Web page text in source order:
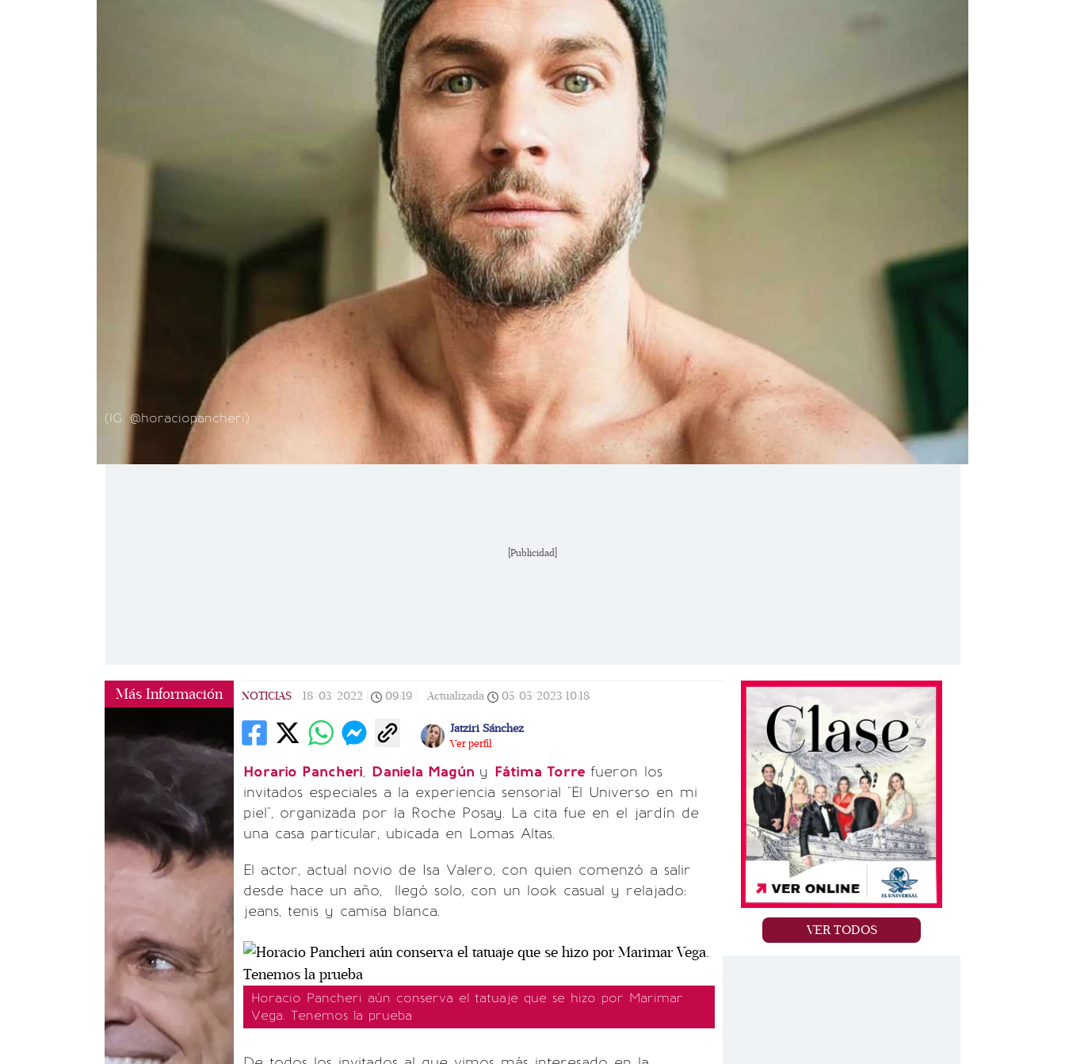
(IG: @horaciopancheri)
[Publicidad]
Más Información NOTICIAS 18/03/2022 09:19 Actualizada 05/05/2023 10:18
Jatziri Sánchez
Ver perfil
Horario Pancheri, Daniela Magún y Fátima Torre fueron los
invitados especiales a la experiencia sensorial "El Universo en mi
piel", organizada por la Roche Posay. La cita fue en el jardín de
una casa particular, ubicada en Lomas Altas.
El actor, actual novio de Isa Valero, con quien comenzó a salir
desde hace un año, llegó solo, con un look casual y relajado:
jeans, tenis y camisa blanca.
Horacio Pancheri aún conserva el tatuaje que se hizo por Marimar
Vega. Tenemos la prueba
VER TODOS